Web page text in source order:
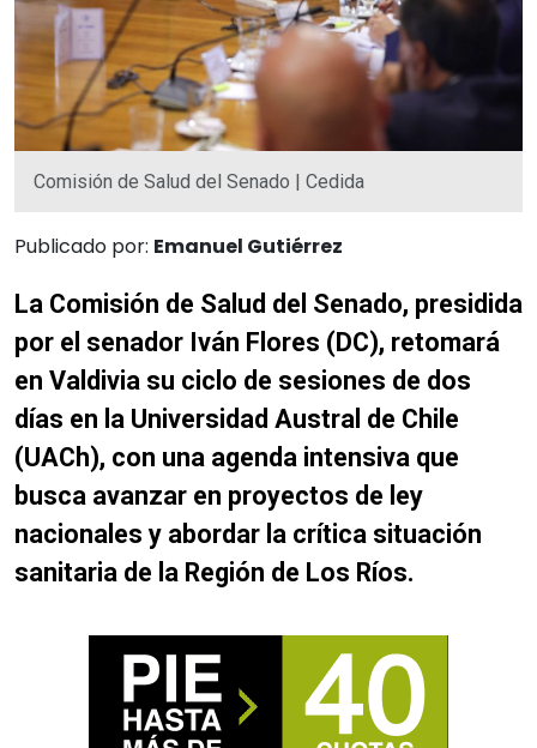
Comisión de Salud del Senado | Cedida
Publicado por: Emanuel Gutiérrez
La Comisión de Salud del Senado, presidida
por el senador Iván Flores (DC), retomará
en Valdivia su ciclo de sesiones de dos
días en la Universidad Austral de Chile
(UACh), con una agenda intensiva que
busca avanzar en proyectos de ley
nacionales y abordar la crítica situación
sanitaria de la Región de Los Ríos.